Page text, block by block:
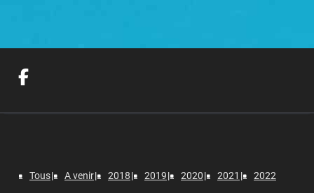
Tous A venir 2018 2019 2020 2021 2022